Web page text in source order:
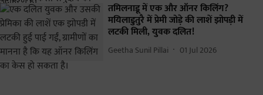
तमिलनाडू में एक और ऑनर किलिंग?
मयिलाडुतुरै में प्रेमी जोड़े की लाशें झोपड़ी में
लटकी मिली, युवक दलित!
Geetha Sunil Pillai 01 Jul 2026